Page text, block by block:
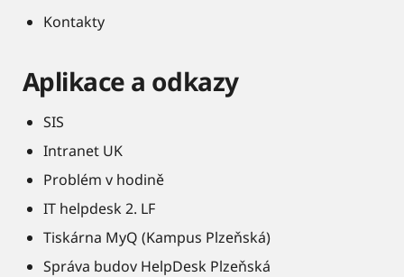
Kontakty
Aplikace a odkazy
SIS
Intranet UK
Problém v hodině
IT helpdesk 2. LF
Tiskárna MyQ (Kampus Plzeňská)
Správa budov HelpDesk Plzeňská